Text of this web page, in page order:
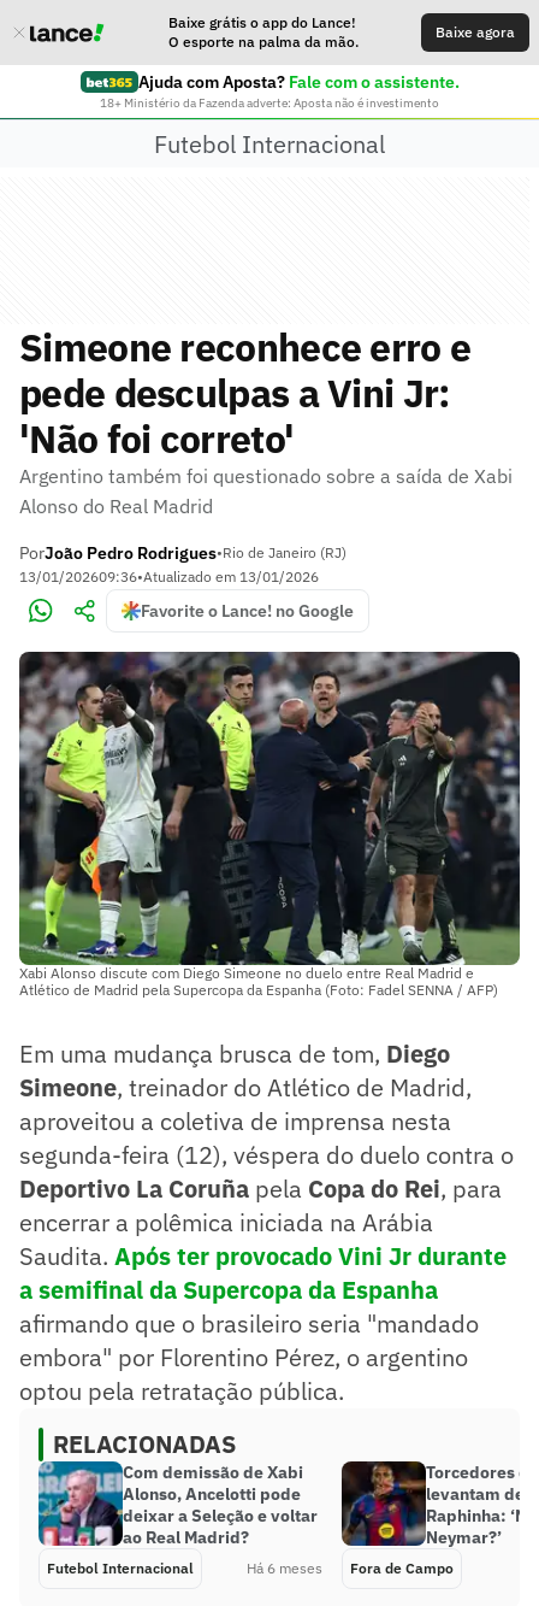
Baixe grátis o app do Lance!
O esporte na palma da mão.
Baixe agora
Ajuda com Aposta? Fale com o assistente.
18+ Ministério da Fazenda adverte: Aposta não é investimento
Futebol Internacional
Simeone reconhece erro e
pede desculpas a Vini Jr:
'Não foi correto'
Argentino também foi questionado sobre a saída de Xabi
Alonso do Real Madrid
PorJoão Pedro Rodrigues•Rio de Janeiro (RJ)
13/01/202609:36•Atualizado em 13/01/2026
Favorite o Lance! no Google
Xabi Alonso discute com Diego Simeone no duelo entre Real Madrid e
Atlético de Madrid pela Supercopa da Espanha (Foto: Fadel SENNA / AFP)
Em uma mudança brusca de tom, Diego
Simeone, treinador do Atlético de Madrid,
aproveitou a coletiva de imprensa nesta
segunda-feira (12), véspera do duelo contra o
Deportivo La Coruña pela Copa do Rei, para
encerrar a polêmica iniciada na Arábia
Saudita. Após ter provocado Vini Jr durante
a semifinal da Supercopa da Espanha
afirmando que o brasileiro seria "mandado
embora" por Florentino Pérez, o argentino
optou pela retratação pública.
RELACIONADAS
Com demissão de Xabi
Alonso, Ancelotti pode
deixar a Seleção e voltar
ao Real Madrid?
Futebol Internacional Há 6 meses
Torcedores
levantam
Raphinha:
Neymar?’
Fora de Campo